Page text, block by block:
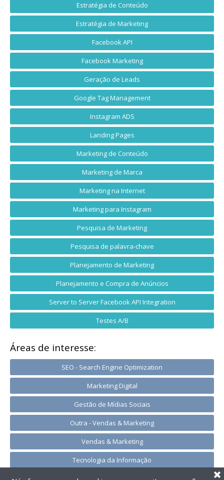
Estratégia de Conteúdo
Estratégia de Marketing
Facebook API
Facebook Marketing
Geração de Leads
Google Tag Management
Instagram ADS
Landing Pages
Marketing de Conteúdo
Marketing de Marca
Marketing na Internet
Marketing para Instagram
Pesquisa de Marketing
Pesquisa de palavra-chave
Planejamento de Marketing
Planejamento e Compra de Anúncios
Server to Server Facebook API Integration
Testes A/B
Áreas de interesse:
SEO - Search Engine Optimization
Marketing Digital
Gestão de Mídias Sociais
Outra - Vendas & Marketing
Vendas & Marketing
Tecnologia da Informação